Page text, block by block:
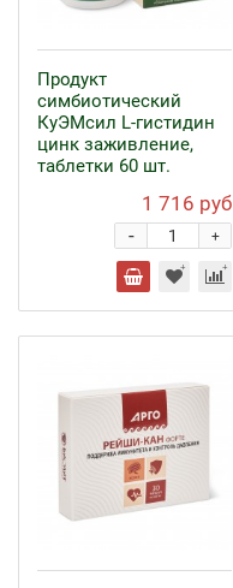
Продукт
симбиотический
КуЭМсил L-гистидин
цинк заживление,
таблетки 60 шт.
1 716 руб
+
-